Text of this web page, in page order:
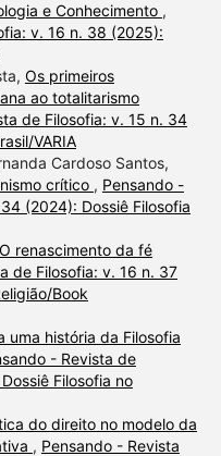
e Conhecimento ,
v. 16 n. 38 (2025):
Os primeiros
ao totalitarismo
de Filosofia: v. 15 n. 34
VARIA
Cardoso Santos,
crítico , Pensando -
(2024): Dossiê Filosofia
O renascimento da fé
de Filosofia: v. 16 n. 37
Book
uma história da Filosofia
- Revista de
Filosofia no
do direito no modelo da
, Pensando - Revista